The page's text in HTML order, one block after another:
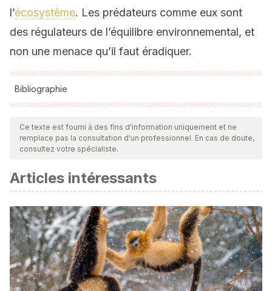
l’écosystème. Les prédateurs comme eux sont
des régulateurs de l’équilibre environnemental, et
non une menace qu’il faut éradiquer.
Bibliographie
Toutes les sources citées ont été examinées en profondeur
par notre équipe pour garantir leur qualité, leur fiabilité, leur
actualité et leur validité. La bibliographie de cet article a été
ou scientifique
Polis, G. A. (1979). Prey and feeding phenology of the
desert sand scorpion Pamroctonus mesaensis
(Scorpionidae: Vaejovidae).Journal of Zoology,188(3),
333-346.
Polis, G. A., & Farley, R. D. (1979). Behavior and ecology of
mating in the cannibalistic scorpion, Paruroctonus
Ce texte est fourni à des fins d'information uniquement et ne
remplace pas la consultation d'un professionnel. En cas de doute,
consultez votre spécialiste.
Articles intéressants